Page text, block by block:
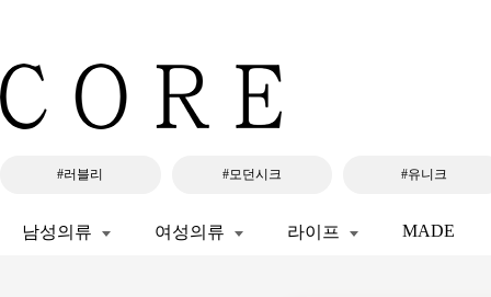
#러블리 #모던시크 #유니크
남성의류 여성의류 라이프 MADE